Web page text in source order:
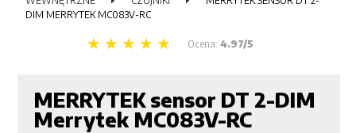
DIM MERRYTEK MC083V-RC
Ocena: 4.97/5
MERRYTEK sensor DT 2-DIM
Merrytek MC083V-RC